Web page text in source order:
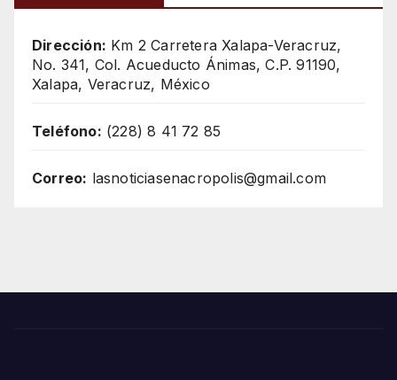
Dirección: Km 2 Carretera Xalapa-Veracruz,
No. 341, Col. Acueducto Ánimas, C.P. 91190,
Xalapa, Veracruz, México
Teléfono: (228) 8 41 72 85
Correo: lasnoticiasenacropolis@gmail.com